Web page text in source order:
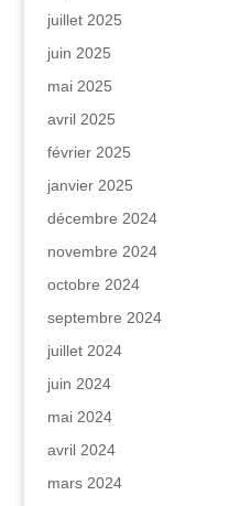
juillet 2025
juin 2025
mai 2025
avril 2025
février 2025
janvier 2025
décembre 2024
novembre 2024
octobre 2024
septembre 2024
juillet 2024
juin 2024
mai 2024
avril 2024
mars 2024